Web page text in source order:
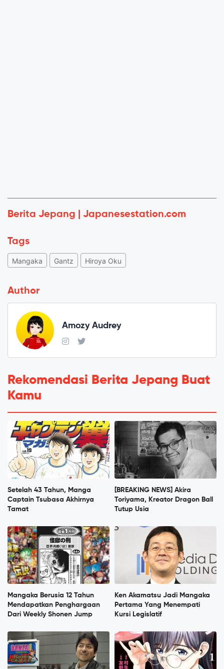
Berita Jepang | Japanesestation.com
Tags
Mangaka Gantz Hiroya Oku
Author
Amozy Audrey
Rekomendasi Berita Jepang Buat
Kamu
Setelah 43 Tahun, Manga
Captain Tsubasa Akhirnya
Tamat
[BREAKING NEWS] Akira
Toriyama, Kreator Dragon Ball
Tutup Usia
Mangaka Berusia 12 Tahun
Mendapatkan Penghargaan
Dari Weekly Shonen Jump
Ken Akamatsu Jadi Mangaka
Pertama Yang Menempati
Kursi Legislatif